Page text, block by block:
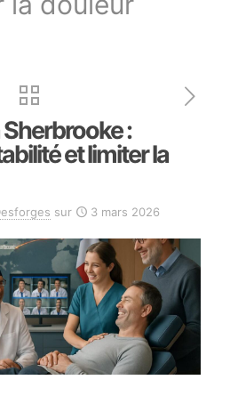
:
et limiter la
sur 3 mars 2026